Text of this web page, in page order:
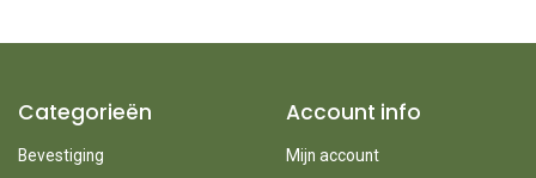
Categorieën
Bevestiging
Account info
Mijn account